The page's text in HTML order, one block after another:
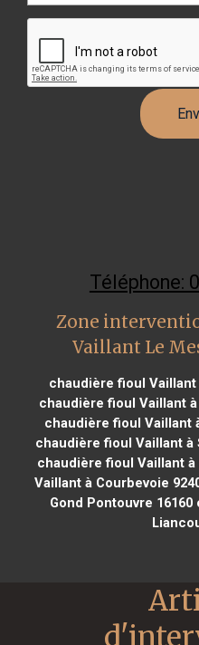
Téléphone:
Zone
Vaillant Le
chaudière fioul Vaillant
chaudière fioul Vaillant
chaudière fioul Vaillant
chaudière fioul Vaillant à
chaudière fioul Vaillant à
Vaillant à Courbevoie
Gond Pontouvre 16160